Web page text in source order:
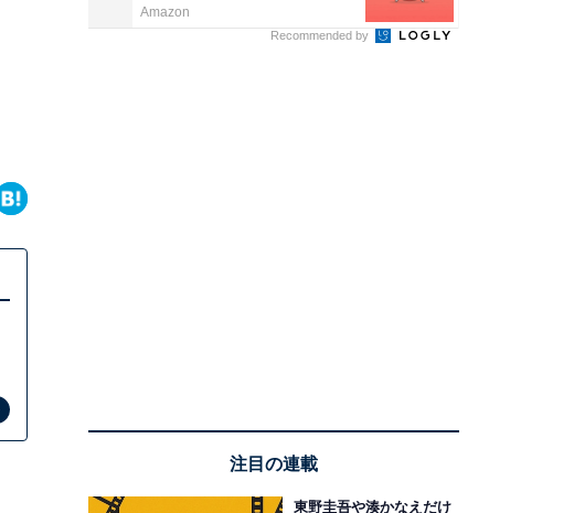
Amazon
Recommended by
注目の連載
東野圭吾や湊かなえだけ